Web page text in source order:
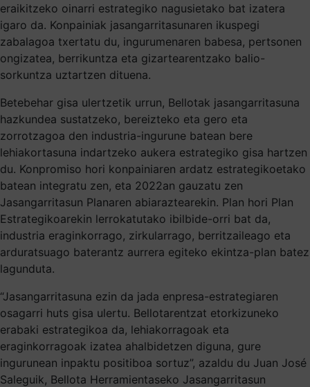
eraikitzeko oinarri estrategiko nagusietako bat izatera
igaro da. Konpainiak jasangarritasunaren ikuspegi
zabalagoa txertatu du, ingurumenaren babesa, pertsonen
ongizatea, berrikuntza eta gizartearentzako balio-
sorkuntza uztartzen dituena.
Betebehar gisa ulertzetik urrun, Bellotak jasangarritasuna
hazkundea sustatzeko, bereizteko eta gero eta
zorrotzagoa den industria-ingurune batean bere
lehiakortasuna indartzeko aukera estrategiko gisa hartzen
du. Konpromiso hori konpainiaren ardatz estrategikoetako
batean integratu zen, eta 2022an gauzatu zen
Jasangarritasun Planaren abiaraztearekin. Plan hori Plan
Estrategikoarekin lerrokatutako ibilbide-orri bat da,
industria eraginkorrago, zirkularrago, berritzaileago eta
arduratsuago baterantz aurrera egiteko ekintza-plan batez
lagunduta.
“Jasangarritasuna ezin da jada enpresa-estrategiaren
osagarri huts gisa ulertu. Bellotarentzat etorkizuneko
erabaki estrategikoa da, lehiakorragoak eta
eraginkorragoak izatea ahalbidetzen diguna, gure
ingurunean inpaktu positiboa sortuz”, azaldu du Juan José
Saleguik, Bellota Herramientaseko Jasangarritasun